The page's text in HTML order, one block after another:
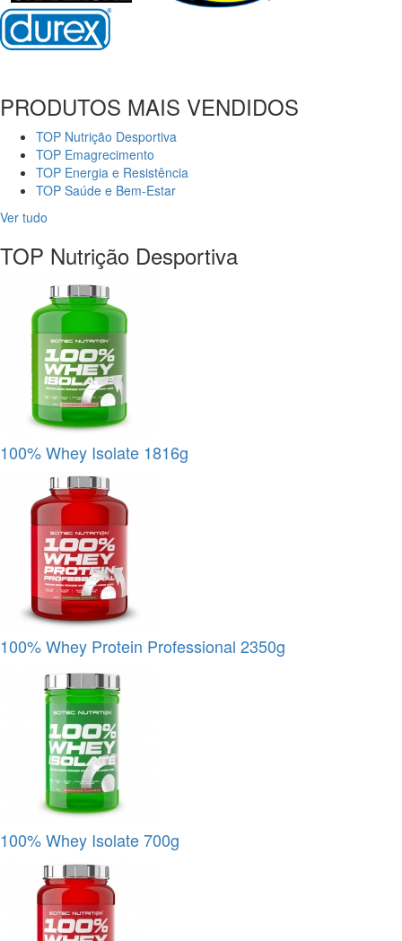
PRODUTOS MAIS VENDIDOS
TOP Nutrição Desportiva
TOP Emagrecimento
TOP Energia e Resistência
TOP Saúde e Bem-Estar
Ver tudo
TOP Nutrição Desportiva
100% Whey Isolate 1816g
100% Whey Protein Professional 2350g
100% Whey Isolate 700g